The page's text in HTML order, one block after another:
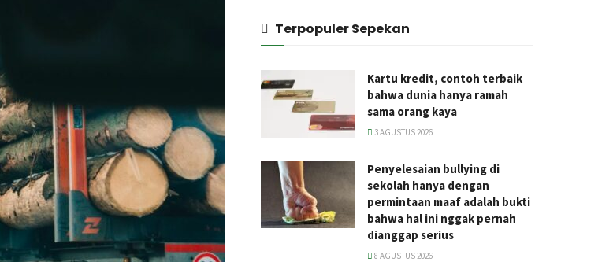
Terpopuler Sepekan
Kartu kredit, contoh terbaik
bahwa dunia hanya ramah
sama orang kaya
3 AGUSTUS 2026
Penyelesaian bullying di
sekolah hanya dengan
permintaan maaf adalah bukti
bahwa hal ini nggak pernah
dianggap serius
8 AGUSTUS 2026